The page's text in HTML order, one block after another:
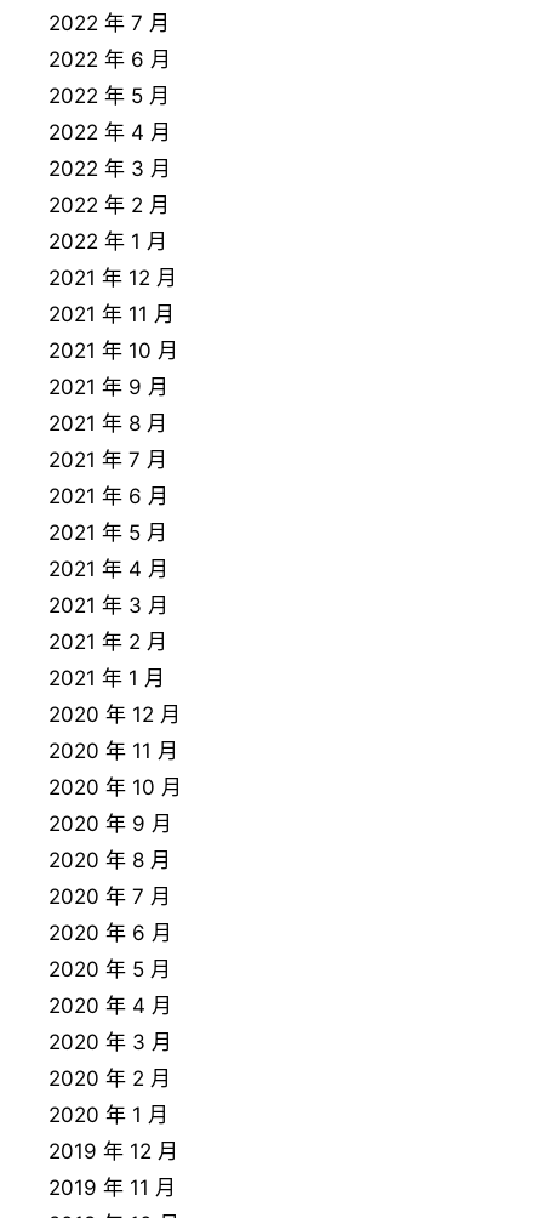
2022 年 7 月
2022 年 6 月
2022 年 5 月
2022 年 4 月
2022 年 3 月
2022 年 2 月
2022 年 1 月
2021 年 12 月
2021 年 11 月
2021 年 10 月
2021 年 9 月
2021 年 8 月
2021 年 7 月
2021 年 6 月
2021 年 5 月
2021 年 4 月
2021 年 3 月
2021 年 2 月
2021 年 1 月
2020 年 12 月
2020 年 11 月
2020 年 10 月
2020 年 9 月
2020 年 8 月
2020 年 7 月
2020 年 6 月
2020 年 5 月
2020 年 4 月
2020 年 3 月
2020 年 2 月
2020 年 1 月
2019 年 12 月
2019 年 11 月